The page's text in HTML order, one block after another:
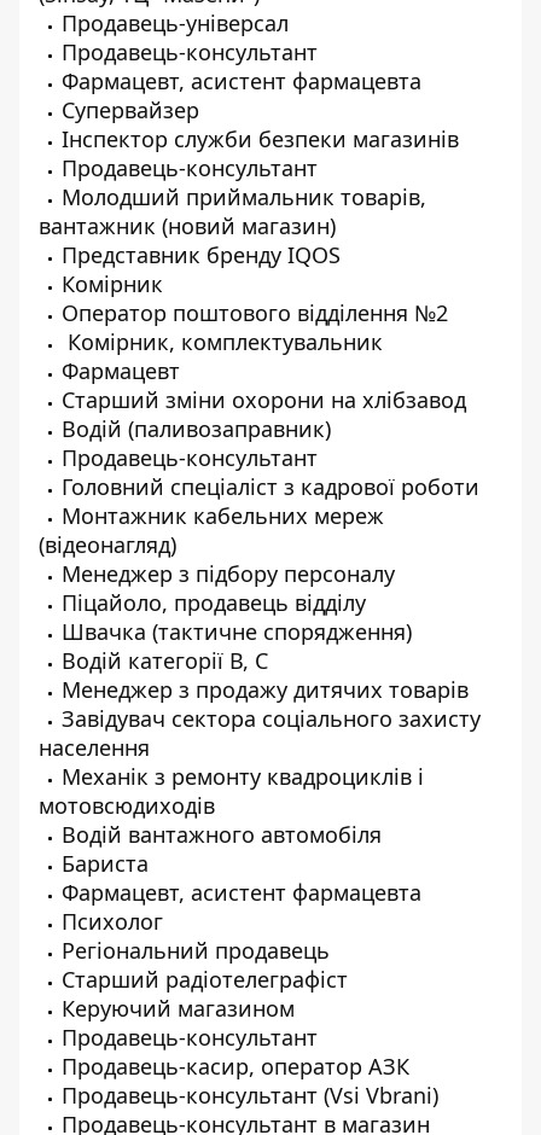
Продавець-універсал
Продавець-консультант
Фармацевт, асистент фармацевта
Супервайзер
Інспектор служби безпеки магазинів
Продавець-консультант
Молодший приймальник товарів,
вантажник (новий магазин)
Представник бренду IQOS
Комірник
Оператор поштового відділення №2
Комірник, комплектувальник
Фармацевт
Старший зміни охорони на хлібзавод
Водій (паливозаправник)
Продавець-консультант
Головний спеціаліст з кадрової роботи
Монтажник кабельних мереж
(відеонагляд)
Менеджер з підбору персоналу
Піцайоло, продавець відділу
Швачка (тактичне спорядження)
Водій категорії В, С
Менеджер з продажу дитячих товарів
Завідувач сектора соціального захисту
населення
Механік з ремонту квадроциклів і
мотовсюдиходів
Водій вантажного автомобіля
Бариста
Фармацевт, асистент фармацевта
Психолог
Регіональний продавець
Старший радіотелеграфіст
Керуючий магазином
Продавець-консультант
Продавець-касир, оператор АЗК
Продавець-консультант (Vsi Vbrani)
Продавець-консультант в магазин